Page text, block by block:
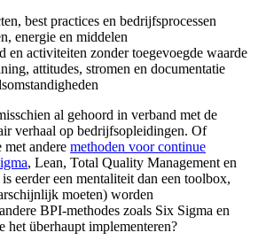
best practices en bedrijfsprocessen
energie en middelen
en activiteiten zonder toegevoegde waarde
attitudes, stromen en documentatie
al gehoord in verband met de
verhaal op bedrijfsopleidingen. Of
andere methoden voor continue
, Lean, Total Quality Management en
eerder een mentaliteit dan een toolbox,
moeten) worden
BPI-methodes zoals Six Sigma en
het überhaupt implementeren?